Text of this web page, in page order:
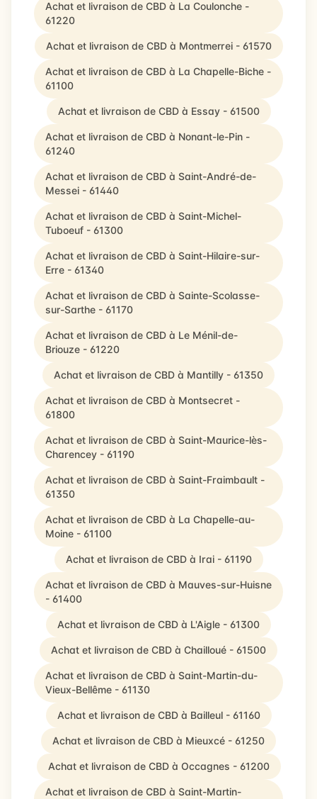
Achat et livraison de CBD à La Coulonche -
61220
Achat et livraison de CBD à Montmerrei - 61570
Achat et livraison de CBD à La Chapelle-Biche -
61100
Achat et livraison de CBD à Essay - 61500
Achat et livraison de CBD à Nonant-le-Pin -
61240
Achat et livraison de CBD à Saint-André-de-
Messei - 61440
Achat et livraison de CBD à Saint-Michel-
Tuboeuf - 61300
Achat et livraison de CBD à Saint-Hilaire-sur-
Erre - 61340
Achat et livraison de CBD à Sainte-Scolasse-
sur-Sarthe - 61170
Achat et livraison de CBD à Le Ménil-de-
Briouze - 61220
Achat et livraison de CBD à Mantilly - 61350
Achat et livraison de CBD à Montsecret -
61800
Achat et livraison de CBD à Saint-Maurice-lès-
Charencey - 61190
Achat et livraison de CBD à Saint-Fraimbault -
61350
Achat et livraison de CBD à La Chapelle-au-
Moine - 61100
Achat et livraison de CBD à Irai - 61190
Achat et livraison de CBD à Mauves-sur-Huisne
- 61400
Achat et livraison de CBD à L'Aigle - 61300
Achat et livraison de CBD à Chailloué - 61500
Achat et livraison de CBD à Saint-Martin-du-
Vieux-Bellême - 61130
Achat et livraison de CBD à Bailleul - 61160
Achat et livraison de CBD à Mieuxcé - 61250
Achat et livraison de CBD à Occagnes - 61200
Achat et livraison de CBD à Saint-Martin-